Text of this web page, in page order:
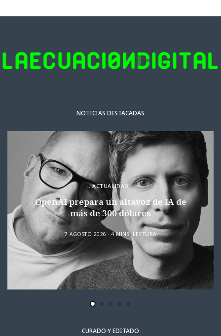
NOTICIAS DESTACADAS
ACTUALIDAD
OpenAI prepara un altavoz de IA de
más de 300 dólares
7 AGOSTO 2026 4 MINS. LECTURA
CURADO Y EDITADO